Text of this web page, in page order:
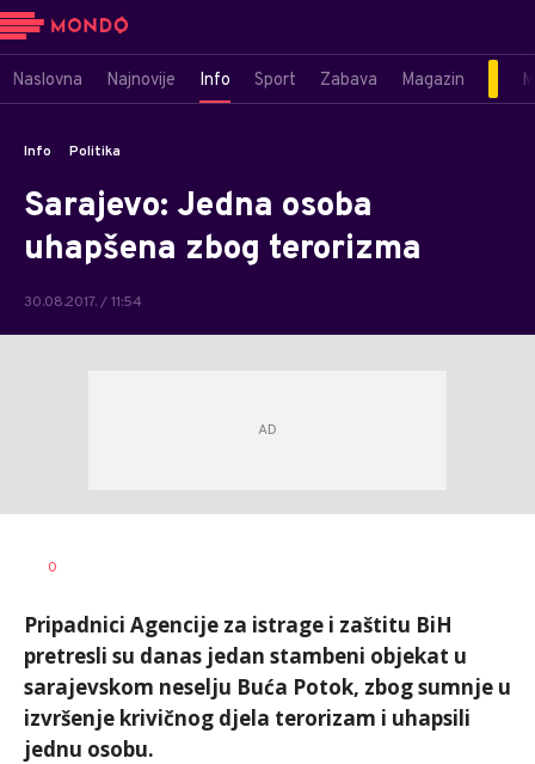
Naslovna Najnovije Info Sport Zabava Magazin
Info Politika
Sarajevo: Jedna osoba
uhapšena zbog terorizma
30.08.2017. / 11:54
AUTOR
0
Pripadnici Agencije za istrage i zaštitu BiH
pretresli su danas jedan stambeni objekat u
sarajevskom neselju Buća Potok, zbog sumnje u
izvršenje krivičnog djela terorizam i uhapsili
jednu osobu.